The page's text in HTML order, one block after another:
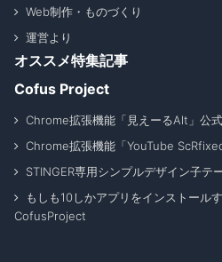
Web制作・ものづくり
運営より
オススメ特集記事
Cofus Project
Chrome拡張機能「見えーるAlt」公
Chrome拡張機能「YouTube
STINGER専用シンプルデザイン子テ
もしも10しかアプリをインストール
CofusProject